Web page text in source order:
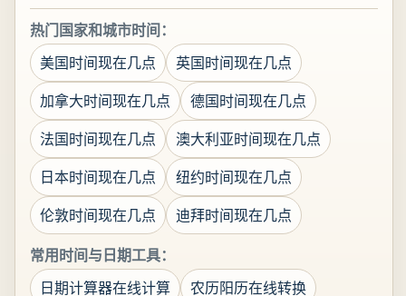
热门国家和城市时间：
美国时间现在几点
英国时间现在几点
加拿大时间现在几点
德国时间现在几点
法国时间现在几点
澳大利亚时间现在几点
日本时间现在几点
纽约时间现在几点
伦敦时间现在几点
迪拜时间现在几点
常用时间与日期工具：
日期计算器在线计算
农历阳历在线转换